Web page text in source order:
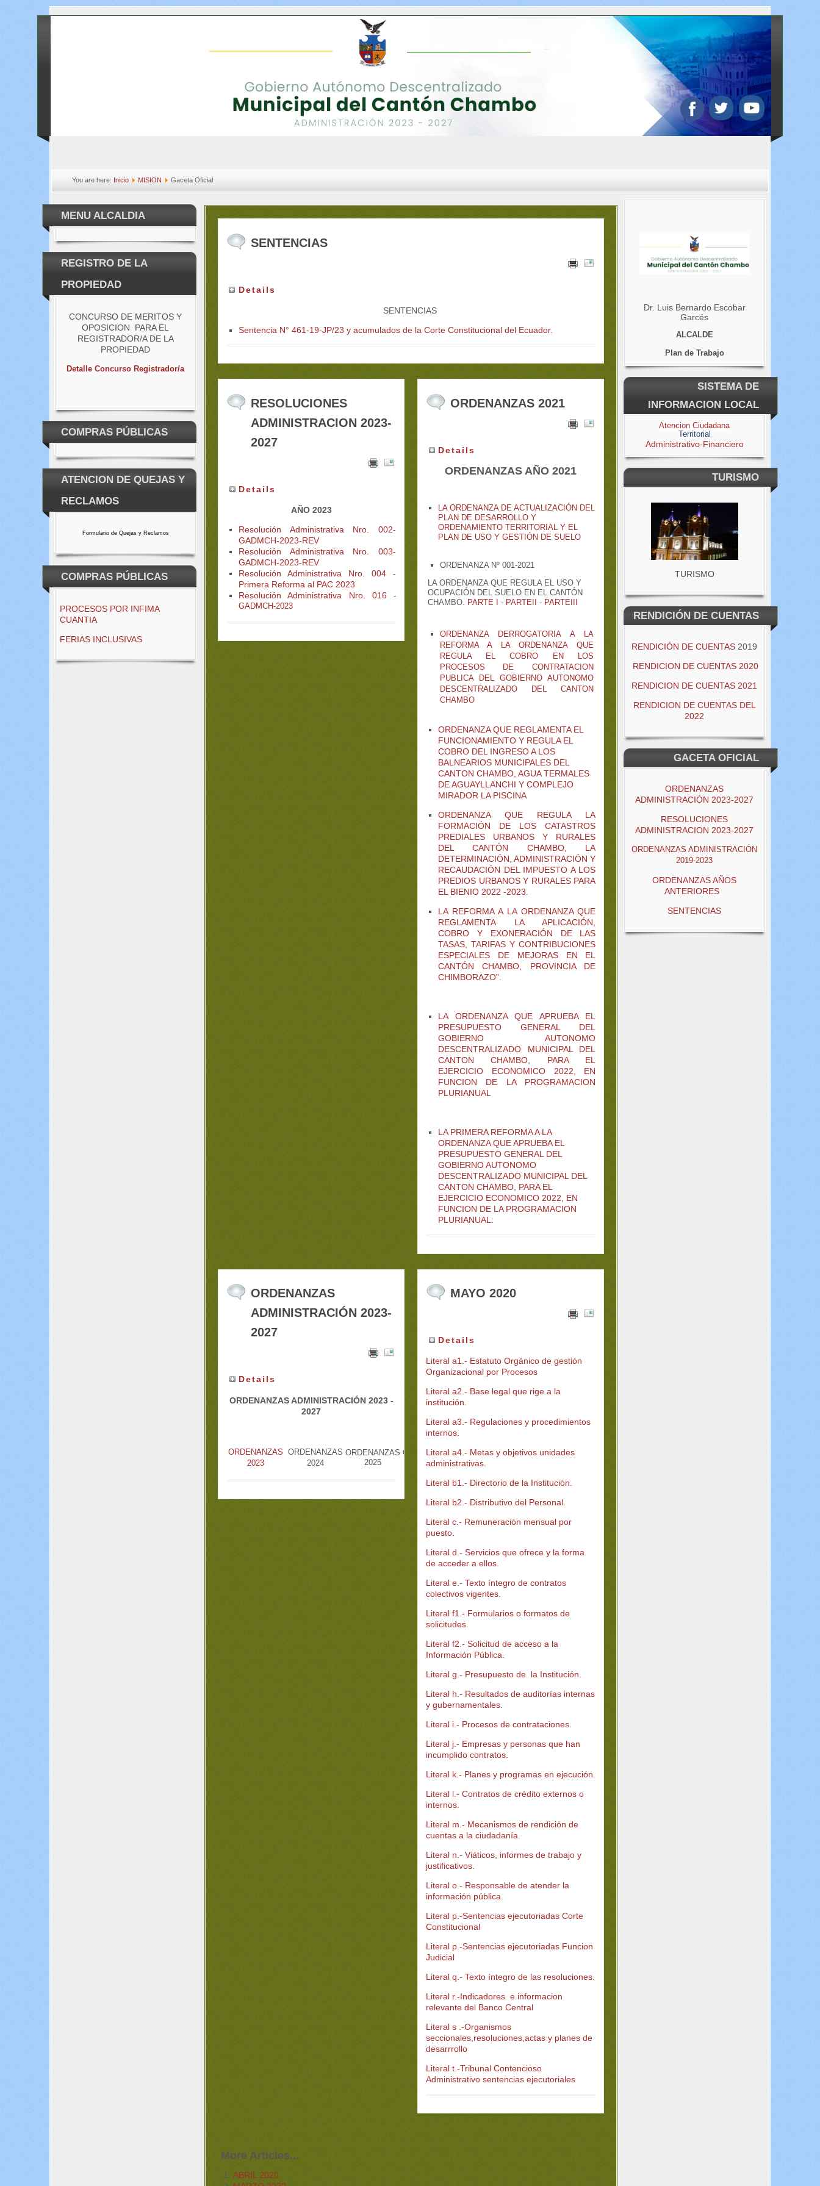
You are here: Inicio MISION Gaceta Oficial
MENU ALCALDIA
REGISTRO DE LA
PROPIEDAD
CONCURSO DE MERITOS Y
OPOSICION PARA EL
REGISTRADOR/A DE LA
PROPIEDAD
Detalle Concurso Registrador/a
COMPRAS PÚBLICAS
ATENCION DE QUEJAS Y
RECLAMOS
Formulario de Quejas y Reclamos
COMPRAS PÚBLICAS
PROCESOS POR INFIMA
CUANTIA
FERIAS INCLUSIVAS
SENTENCIAS
Details
SENTENCIAS
Sentencia N° 461-19-JP/23 y acumulados de la Corte Constitucional del Ecuador.
RESOLUCIONES
ADMINISTRACION 2023-
2027
Details
AÑO 2023
Resolución Administrativa Nro. 002-
GADMCH-2023-REV
Resolución Administrativa Nro. 003-
GADMCH-2023-REV
Resolución Administrativa Nro. 004 -
Primera Reforma al PAC 2023
Resolución Administrativa Nro. 016 -
GADMCH-2023
ORDENANZAS 2021
Details
ORDENANZAS AÑO 2021
LA ORDENANZA DE ACTUALIZACIÓN DEL
PLAN DE DESARROLLO Y
ORDENAMIENTO TERRITORIAL Y EL
PLAN DE USO Y GESTIÓN DE SUELO
ORDENANZA Nº 001-2021
LA ORDENANZA QUE REGULA EL USO Y
OCUPACIÓN DEL SUELO EN EL CANTÓN
CHAMBO.
PARTE I - PARTEII - PARTEIII
ORDENANZA DERROGATORIA A LA
REFORMA A LA ORDENANZA QUE
REGULA EL COBRO EN LOS
PROCESOS DE CONTRATACION
PUBLICA DEL GOBIERNO AUTONOMO
DESCENTRALIZADO DEL CANTON
CHAMBO
ORDENANZA QUE REGLAMENTA EL
FUNCIONAMIENTO Y REGULA EL
COBRO DEL INGRESO A LOS
BALNEARIOS MUNICIPALES DEL
CANTON CHAMBO, AGUA TERMALES
DE AGUAYLLANCHI Y COMPLEJO
MIRADOR LA PISCINA
ORDENANZA QUE REGULA LA
FORMACIÓN DE LOS CATASTROS
PREDIALES URBANOS Y RURALES
DEL CANTÓN CHAMBO, LA
DETERMINACIÓN, ADMINISTRACIÓN Y
RECAUDACIÓN DEL IMPUESTO A LOS
PREDIOS URBANOS Y RURALES PARA
EL BIENIO 2022 -2023.
LA REFORMA A LA ORDENANZA QUE
REGLAMENTA LA APLICACIÓN,
COBRO Y EXONERACIÓN DE LAS
TASAS, TARIFAS Y CONTRIBUCIONES
ESPECIALES DE MEJORAS EN EL
CANTÓN CHAMBO, PROVINCIA DE
CHIMBORAZO”.
LA ORDENANZA QUE APRUEBA EL
PRESUPUESTO GENERAL DEL
GOBIERNO AUTONOMO
DESCENTRALIZADO MUNICIPAL DEL
CANTON CHAMBO, PARA EL
EJERCICIO ECONOMICO 2022, EN
FUNCION DE LA PROGRAMACION
PLURIANUAL
LA PRIMERA REFORMA A LA
ORDENANZA QUE APRUEBA EL
PRESUPUESTO GENERAL DEL
GOBIERNO AUTONOMO
DESCENTRALIZADO MUNICIPAL DEL
CANTON CHAMBO, PARA EL
EJERCICIO ECONOMICO 2022, EN
FUNCION DE LA PROGRAMACION
PLURIANUAL:
ORDENANZAS
ADMINISTRACIÓN 2023-
2027
Details
ORDENANZAS ADMINISTRACIÓN 2023 -
2027
ORDENANZAS
2023
ORDENANZAS
2024
ORDENANZAS
2025
ORDENANZAS
2026
ORDENANZAS
2027
MAYO 2020
Details
Literal a1.- Estatuto Orgánico de gestión
Organizacional por Procesos
Literal a2.- Base legal que rige a la
institución.
Literal a3.- Regulaciones y procedimientos
internos.
Literal a4.- Metas y objetivos unidades
administrativas.
Literal b1.- Directorio de la Institución.
Literal b2.- Distributivo del Personal.
Literal c.- Remuneración mensual por
puesto.
Literal d.- Servicios que ofrece y la forma
de acceder a ellos.
Literal e.- Texto íntegro de contratos
colectivos vigentes.
Literal f1.- Formularios o formatos de
solicitudes.
Literal f2.- Solicitud de acceso a la
Información Pública.
Literal g.- Presupuesto de la Institución.
Literal h.- Resultados de auditorías internas
y gubernamentales.
Literal i.- Procesos de contrataciones.
Literal j.- Empresas y personas que han
incumplido contratos.
Literal k.- Planes y programas en ejecución.
Literal l.- Contratos de crédito externos o
internos.
Literal m.- Mecanismos de rendición de
cuentas a la ciudadanía.
Literal n.- Viáticos, informes de trabajo y
justificativos.
Literal o.- Responsable de atender la
información pública.
Literal p.-Sentencias ejecutoriadas Corte
Constitucional
Literal p.-Sentencias ejecutoriadas Funcion
Judicial
Literal q.- Texto íntegro de las resoluciones.
Literal r.-Indicadores e informacion
relevante del Banco Central
Literal s .-Organismos
seccionales,resoluciones,actas y planes de
desarrrollo
Literal t.-Tribunal Contencioso
Administrativo sentencias ejecutoriales
More Articles...
ABRIL 2020
Dr. Luis Bernardo Escobar
Garcés
ALCALDE
Plan de Trabajo
SISTEMA DE
INFORMACION LOCAL
Atencion Ciudadana
Territorial
Administrativo-Financiero
TURISMO
TURISMO
RENDICIÓN DE CUENTAS
RENDICIÓN DE CUENTAS 2019
RENDICION DE CUENTAS 2020
RENDICION DE CUENTAS 2021
RENDICION DE CUENTAS DEL
2022
GACETA OFICIAL
ORDENANZAS
ADMINISTRACIÓN 2023-2027
RESOLUCIONES
ADMINISTRACION 2023-2027
ORDENANZAS ADMINISTRACIÓN
2019-2023
ORDENANZAS AÑOS
ANTERIORES
SENTENCIAS